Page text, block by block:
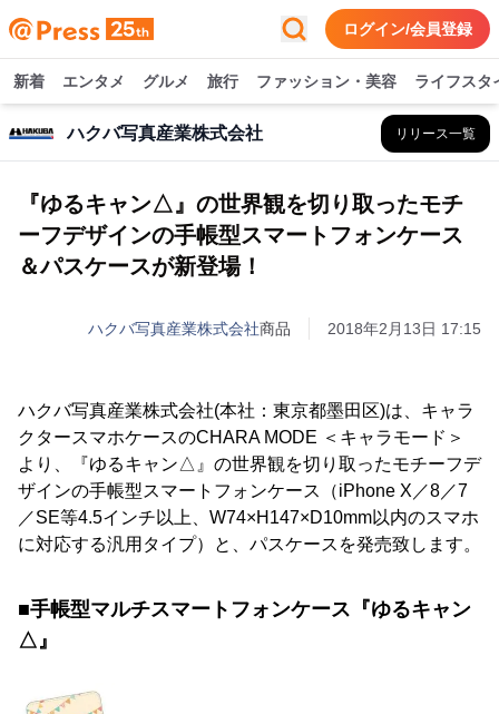
ログイン/会員登録
新着 エンタメ グルメ 旅行 ファッション・美容 ライフスタ
ハクバ写真産業株式会社 リリース一覧
『ゆるキャン△』の世界観を切り取ったモチ
ーフデザインの手帳型スマートフォンケース
＆パスケースが新登場！
ハクバ写真産業株式会社商品 2018年2月13日 17:15
ハクバ写真産業株式会社(本社：東京都墨田区)は、キャラ
クタースマホケースのCHARA MODE ＜キャラモード＞
より、『ゆるキャン△』の世界観を切り取ったモチーフデ
ザインの手帳型スマートフォンケース（iPhone X／8／7
／SE等4.5インチ以上、W74×H147×D10mm以内のスマホ
に対応する汎用タイプ）と、パスケースを発売致します。
■手帳型マルチスマートフォンケース『ゆるキャン
△』